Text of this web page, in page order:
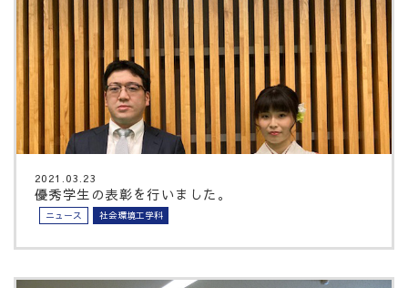
2021.03.23
優秀学生の表彰を行いました。
ニュース 社会環境工学科